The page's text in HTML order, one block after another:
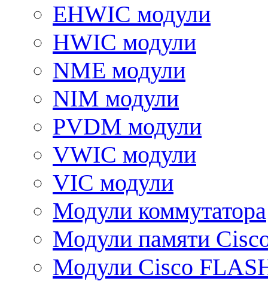
EHWIC модули
HWIC модули
NME модули
NIM модули
PVDM модули
VWIC модули
VIC модули
Модули коммутатора
Модули памяти
Модули Cisco